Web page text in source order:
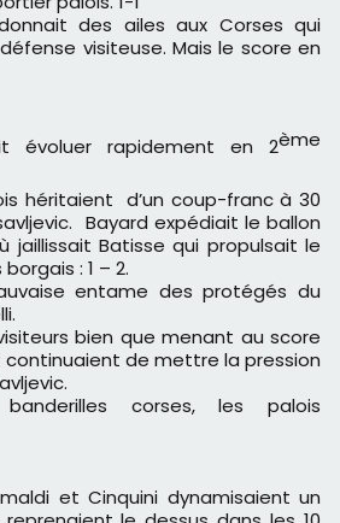
des ailes aux Corses qui
visiteuse. Mais le score en
évoluer rapidement en 2ème
héritaient d’un coup-franc à 30
Bayard expédiait le ballon
jaillissait Batisse qui propulsait le
: 1 – 2.
entame des protégés du
bien que menant au score
de mettre la pression
corses, les palois
et Cinquini dynamisaient un